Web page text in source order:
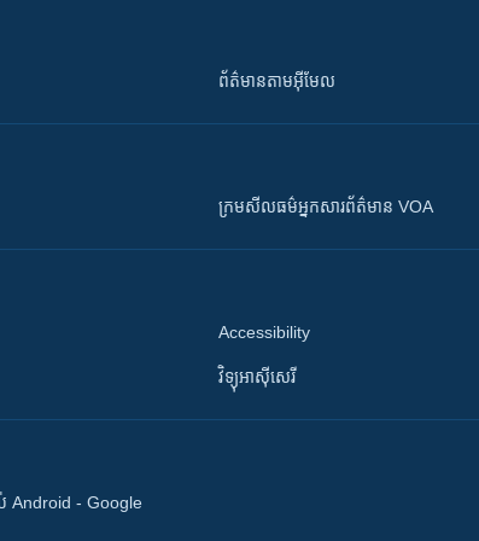
ព័ត៌មាន​តាម​អ៊ីមែល
ក្រម​​​សីលធម៌​​​អ្នក​​​សារព័ត៌មាន VOA
Accessibility
វិទ្យុ​អាស៊ី​សេរី
Android - Google